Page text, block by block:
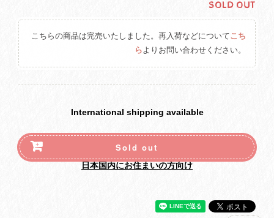
SOLD OUT
こちらの商品は完売いたしました。再入荷などについてこち
らよりお問い合わせください。
International shipping available
Sold out
日本国内にお住まいの方向け